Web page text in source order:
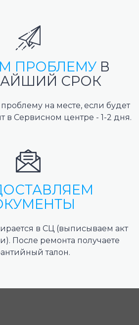
ПРОБЛЕМУ В
СРОК
на месте, если будет
в Сервисном центре - 1-2 дня.
в СЦ (выписываем акт
После ремонта получаете
талон.